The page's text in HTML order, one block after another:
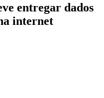
entregar dados
internet